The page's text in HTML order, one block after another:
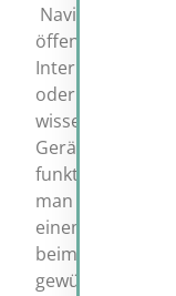
Navius
öffentlichen IP-
Internet Server,
oder eher
wissen welche
Gerät gehört. So
funktionieren
man angerufen
einem Namen
beim DNS
gewünschten